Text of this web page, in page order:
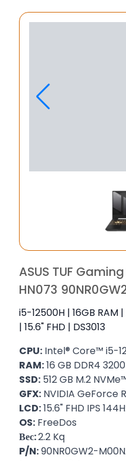
ASUS TUF
HN073
i5-12500H | 16GB RAM
| 15.6" FHD | DS3013
CPU: Intel® Core™ i5-
RAM:16 GB DDR4
SSD: 512 GB M.2
GFX: NVIDIA GeForce
LCD:15.6" FHD IPS
OS: FreeDos
Вес:2.2 Kq
P/N:90NR0GW2-